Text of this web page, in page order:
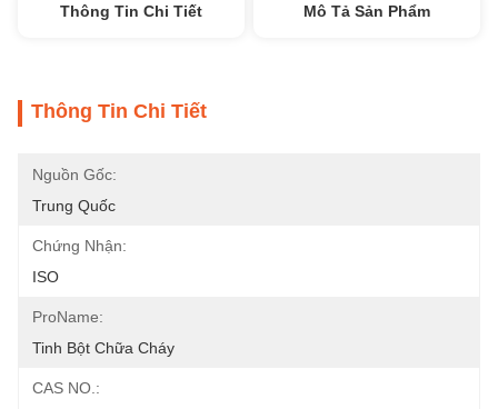
Thông Tin Chi Tiết Mô Tả Sản Phẩm
Thông Tin Chi Tiết
Nguồn Gốc:
Trung Quốc
Chứng Nhận:
ISO
ProName:
Tinh Bột Chữa Cháy
CAS NO.: